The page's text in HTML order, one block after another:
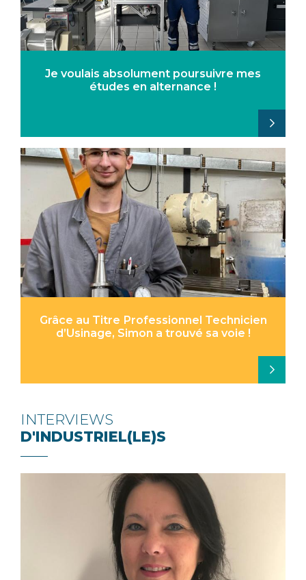
Je voulais absolument poursuivre mes
études en alternance !
Grâce au Titre Professionnel Technicien
d’Usinage, Simon a trouvé sa voie !
INTERVIEWS
D'INDUSTRIEL(LE)S